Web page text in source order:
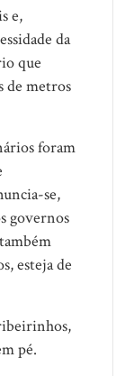
e,
da
que
de metros
foram
se,
governos
esteja de
pé.